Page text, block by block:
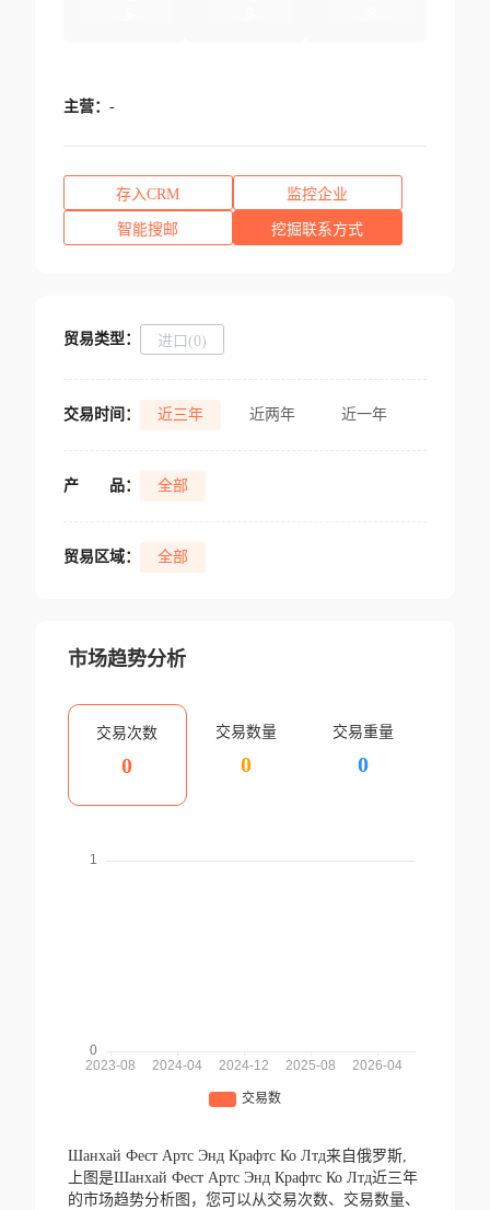
主营： -
存入CRM 监控企业
智能搜邮 挖掘联系方式
贸易类型： 进口(0)
交易时间： 近三年 近两年 近一年
产 品： 全部
贸易区域： 全部
市场趋势分析
交易次数
0
交易数量
0
交易重量
0
Шанхай Фест Артс Энд Крафтс Ко Лтд来自俄罗斯,
上图是Шанхай Фест Артс Энд Крафтс Ко Лтд近三年
的市场趋势分析图，您可以从交易次数、交易数量、